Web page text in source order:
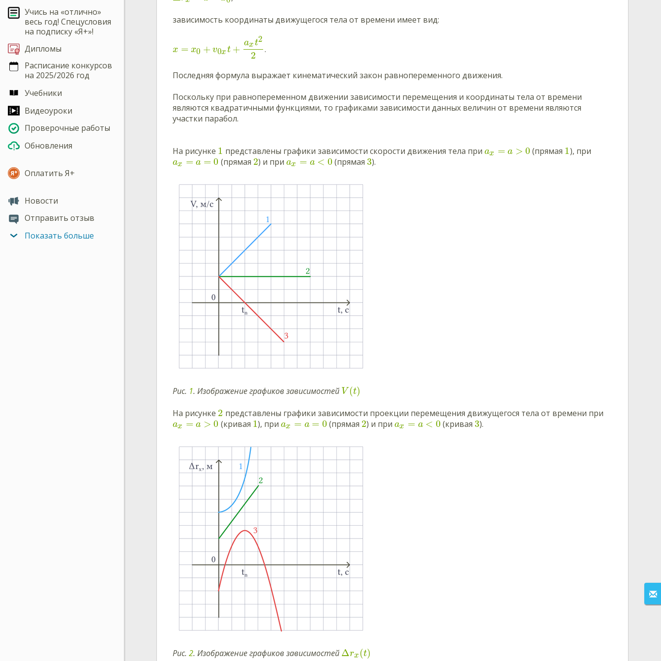
Учись на «отлично»
весь год! Спецусловия
на подписку «Я+»!
Дипломы
Расписание конкурсов
на 2025/2026 год
Учебники
Видеоуроки
Проверочные работы
Обновления
Оплатить Я+
Новости
Отправить отзыв
Показать больше
зависимость координаты движущегося тела от времени имеет вид:
x = x0 + v0xt +
axt2
2
.
Последняя формула выражает кинематический закон равнопеременного движения.
Поскольку при равнопеременном движении зависимости перемещения и координаты тела от времени
являются квадратичными функциями, то графиками зависимости данных величин от времени являются
участки парабол.
На рисунке 1 представлены графики зависимости скорости движения тела при ax = a > 0(прямая 1), при
ax = a = 0 (прямая 2) и приax = a < 0(прямая 3).
Рис. 1. Изображение графиков зависимостей V (t)
На рисунке 2 представлены графики зависимости проекции перемещения движущегося тела от времени при
ax = a > 0 (кривая 1), приax = a = 0(прямая 2) и приax = a < 0(кривая 3).
Рис. 2. Изображение графиков зависимостей Δrx(t)